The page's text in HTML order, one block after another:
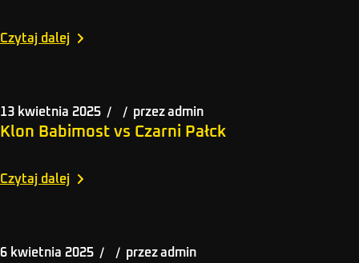
Czytaj dalej
13 kwietnia 2025 przezadmin
Klon Babimost vs Czarni Pałck
Czytaj dalej
6 kwietnia 2025 przezadmin